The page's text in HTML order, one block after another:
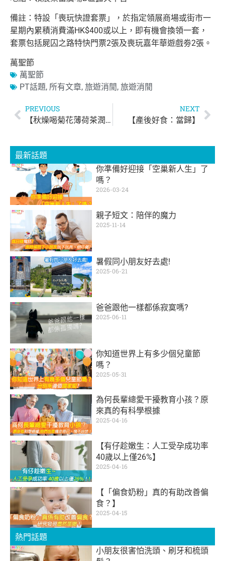
備註：特設「喪玩快證套票」，於指定領展商場或街市一
星期內累積消費滿HK$400或以上，即有機會換領一套，
套票包括屍囚之路特快門票2張及喪玩嘉年華遊戲劵2張。
萬聖節
萬聖節
PT話題, 所有文章, 旅遊消閒, 旅遊消閒
PREVIOUS
【秋燥喝菊花薄荷茶潤肺】
NEXT
【產後好食：當歸】
最新話題
你準備好迎接「空巢新人生」了
嗎？
2026-03-24
親子短文：陪伴的魔力
2025-11-14
暑假同小朋友好去處!
2025-06-21
爸爸跟他一樣都係寂寞嗎?
2025-06-11
你知道世界上有多少個兒童節
嗎？
2025-05-31
為何長輩總愛干擾教育小孩？原
來真的有科學根據
2025-04-16
【有仔趁嫩生：人工受孕成功率
40歲以上僅26%】
2025-04-16
【「偏食奶粉」真的有助改善偏
食？】
2025-04-15
熱門話題
小朋友很害怕洗頭、刷牙和梳頭